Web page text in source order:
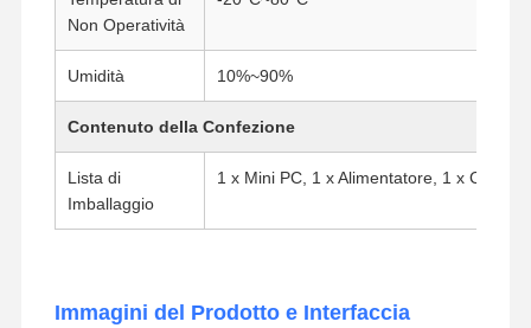
Non Operatività
Umidità 10%~90%
Contenuto della Confezione
Lista di
Imballaggio
1 x Mini PC, 1 x Alimentatore, 1 x Cavo
Immagini del Prodotto e Interfaccia